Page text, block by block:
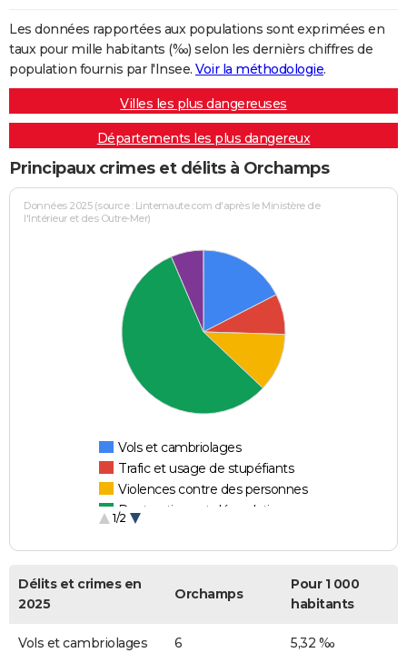
Les données rapportées aux populations sont exprimées en
taux pour mille habitants (‰) selon les dernièrs chiffres de
population fournis par l'Insee. Voir la méthodologie.
Villes les plus dangereuses
Départements les plus dangereux
Principaux crimes et délits à Orchamps
Données 2025 (source : Linternaute.com d'après le Ministère de
l'Intérieur et des Outre-Mer)
Vols et cambriolages
Trafic et usage de stupéfiants
Violences contre des personnes
Destructions et dégradations
1/2
Délits et crimes en
2025
Orchamps
Pour 1 000
habitants
Vols et cambriolages 6 5,32 ‰